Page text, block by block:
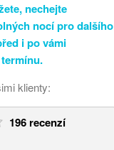
nechejte
nocí pro dalšího
i po vámi
klienty:
196 recenzí